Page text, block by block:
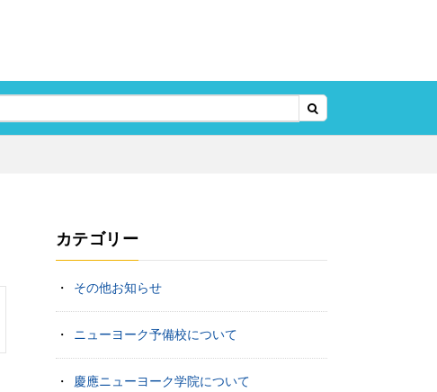
カテゴリー
その他お知らせ
ニューヨーク予備校について
慶應ニューヨーク学院について